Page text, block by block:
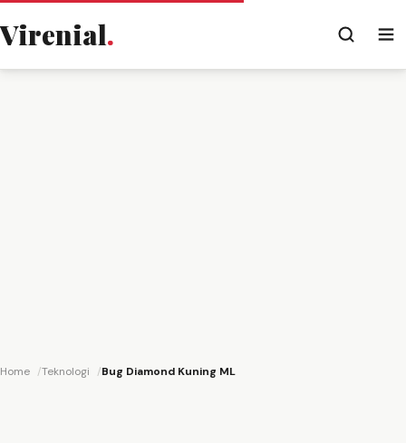
Virenial.
Home Teknologi Bug Diamond Kuning ML